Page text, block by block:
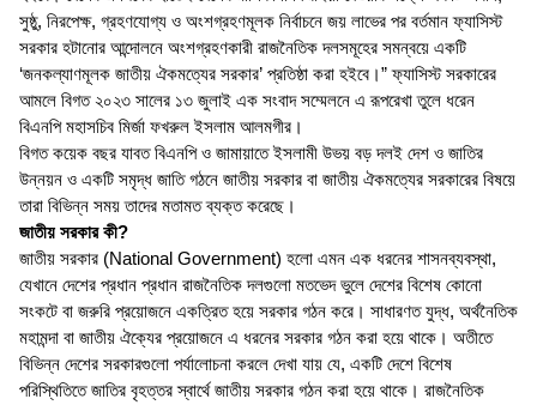
সুষ্ঠু, নিরপেক্ষ, গ্রহণযোগ্য ও অংশগ্রহণমূলক নির্বাচনে জয় লাভের পর বর্তমান ফ্যাসিস্ট
সরকার হটানোর আন্দোলনে অংশগ্রহণকারী রাজনৈতিক দলসমূহের সমন্বয়ে একটি
‘জনকল্যাণমূলক জাতীয় ঐকমত্যের সরকার’ প্রতিষ্ঠা করা হইবে।” ফ্যাসিস্ট সরকারের
আমলে বিগত ২০২৩ সালের ১৩ জুলাই এক সংবাদ সম্মেলনে এ রূপরেখা তুলে ধরেন
বিএনপি মহাসচিব মির্জা ফখরুল ইসলাম আলমগীর।
বিগত কয়েক বছর যাবত বিএনপি ও জামায়াতে ইসলামী উভয় বড় দলই দেশ ও জাতির
উন্নয়ন ও একটি সমৃদ্ধ জাতি গঠনে জাতীয় সরকার বা জাতীয় ঐকমত্যের সরকারের বিষয়ে
তারা বিভিন্ন সময় তাদের মতামত ব্যক্ত করেছে।
জাতীয় সরকার কী?
জাতীয় সরকার (National Government) হলো এমন এক ধরনের শাসনব্যবস্থা,
যেখানে দেশের প্রধান প্রধান রাজনৈতিক দলগুলো মতভেদ ভুলে দেশের বিশেষ কোনো
সংকটে বা জরুরি প্রয়োজনে একত্রিত হয়ে সরকার গঠন করে। সাধারণত যুদ্ধ, অর্থনৈতিক
মহামন্দা বা জাতীয় ঐক্যের প্রয়োজনে এ ধরনের সরকার গঠন করা হয়ে থাকে। অতীতে
বিভিন্ন দেশের সরকারগুলো পর্যালোচনা করলে দেখা যায় যে, একটি দেশে বিশেষ
পরিস্থিতিতে জাতির বৃহত্তর স্বার্থে জাতীয় সরকার গঠন করা হয়ে থাকে। রাজনৈতিক